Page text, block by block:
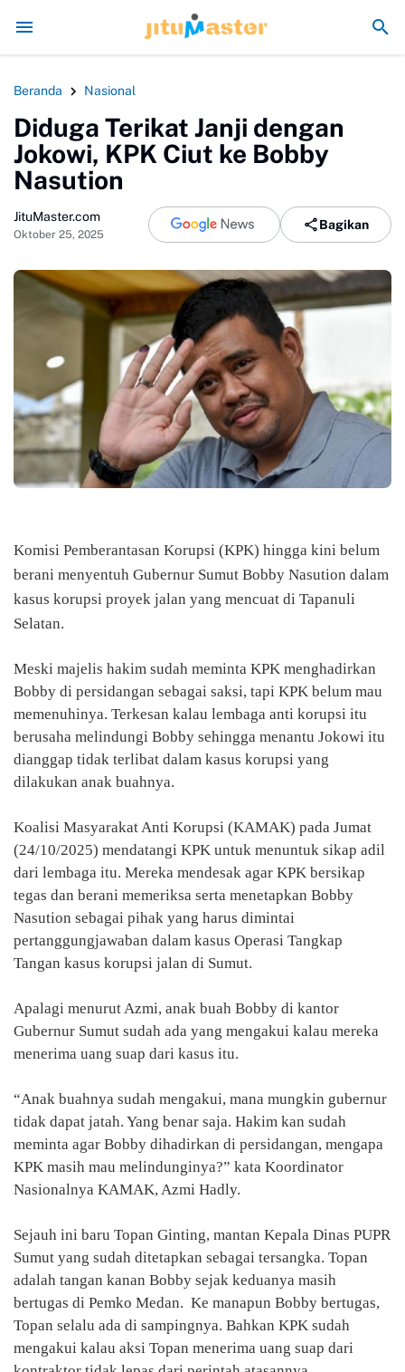
Era Jokowi seperti Sengaja Rusak Alam
Beranda Nasional
Diduga Terikat Janji dengan
Jokowi, KPK Ciut ke Bobby
Nasution
JituMaster.com
Oktober 25, 2025
Bagikan
Komisi Pemberantasan Korupsi (KPK) hingga kini belum
berani menyentuh Gubernur Sumut Bobby Nasution dalam
kasus korupsi proyek jalan yang mencuat di Tapanuli
Selatan.
Meski majelis hakim sudah meminta KPK menghadirkan
Bobby di persidangan sebagai saksi, tapi KPK belum mau
memenuhinya. Terkesan kalau lembaga anti korupsi itu
berusaha melindungi Bobby sehingga menantu Jokowi itu
dianggap tidak terlibat dalam kasus korupsi yang
dilakukan anak buahnya.
Koalisi Masyarakat Anti Korupsi (KAMAK) pada Jumat
(24/10/2025) mendatangi KPK untuk menuntuk sikap adil
dari lembaga itu. Mereka mendesak agar KPK bersikap
tegas dan berani memeriksa serta menetapkan Bobby
Nasution sebagai pihak yang harus dimintai
pertanggungjawaban dalam kasus Operasi Tangkap
Tangan kasus korupsi jalan di Sumut.
Apalagi menurut Azmi, anak buah Bobby di kantor
Gubernur Sumut sudah ada yang mengakui kalau mereka
menerima uang suap dari kasus itu.
“Anak buahnya sudah mengakui, mana mungkin gubernur
tidak dapat jatah. Yang benar saja. Hakim kan sudah
meminta agar Bobby dihadirkan di persidangan, mengapa
KPK masih mau melindunginya?” kata Koordinator
Nasionalnya KAMAK, Azmi Hadly.
Sejauh ini baru Topan Ginting, mantan Kepala Dinas PUPR
Sumut yang sudah ditetapkan sebagai tersangka. Topan
adalah tangan kanan Bobby sejak keduanya masih
bertugas di Pemko Medan. Ke manapun Bobby bertugas,
Topan selalu ada di sampingnya. Bahkan KPK sudah
mengakui kalau aksi Topan menerima uang suap dari